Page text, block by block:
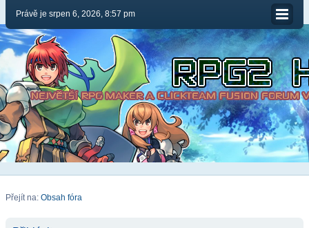
Právě je srpen 6, 2026, 8:57 pm
Přejít na: Obsah fóra